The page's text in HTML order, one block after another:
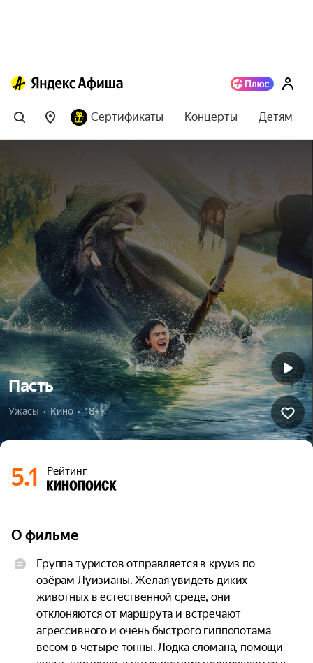
Сертификаты Концерты Детям
Пасть
Ужасы  •  Кино  •  18+
5.1 Рейтинг
О фильме
Группа туристов отправляется в круиз по
озёрам Луизианы. Желая увидеть диких
животных в естественной среде, они
отклоняются от маршрута и встречают
агрессивного и очень быстрого гиппопотама
весом в четыре тонны. Лодка сломана, помощи